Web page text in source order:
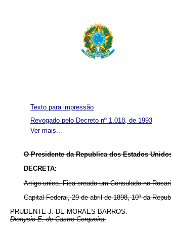
Ver mais...
Texto para impressão
Revogado pelo Decreto nº 1.018, de 1993
O Presidente da Republica dos Estados
DECRETA:
Artigo unico.Fica creado um Consulado no
Capital Federal, 29 de abril de 1898, 10º da
PRUDENTE J. DE MORAES BARROS.
Dionysio E. de Castro Cerqueira.